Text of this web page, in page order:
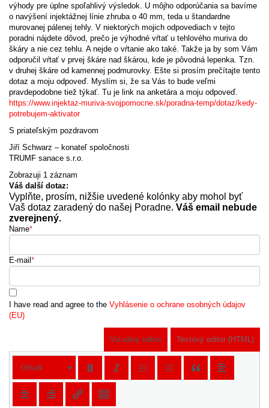
výhody pre úplne spoľahlivý výsledok. U môjho odporúčania sa bavíme
o navýšení injektážnej línie zhruba o 40 mm, teda u štandardne
murovanej pálenej tehly. V niektorých mojich odpovediach v tejto
poradni nájdete dôvod, prečo je výhodné vŕtať u tehlového muriva do
škáry a nie cez tehlu. A nejde o vŕtanie ako také. Takže ja by som Vám
odporučil vŕtať v prvej škáre nad škárou, kde je pôvodná lepenka. Tzn.
v druhej škáre od kamennej podmurovky. Ešte si prosím prečítajte tento
dotaz a moju odpoveď. Myslím si, že sa Vás to bude veľmi
pravdepodobne tiež týkať. Tu je link na anketára a moju odpoveď.
https://www.injektaz-muriva-svojpomocne.sk/poradna-temp/dotaz/kedy-
potrebujem-aktivator
S priateľským pozdravom
Jiří Schwarz – konateľ spoločnosti
TRUMF sanace s.r.o.
Zobrazuji 1 záznam
Váš další dotaz:
Vyplňte, prosím, nižšie uvedené kolónky aby mohol byť
Vaš dotaz zaradený do našej Poradne. Váš email nebude
zverejnený.
Name*
E-mail *
I have read and agree to the Vyhlásenie o ochrane osobných údajov
(EU)
Vizuálny editor Textový editor (HTML)
Odsek